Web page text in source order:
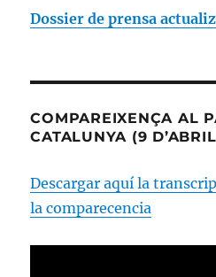
Dossier de prensa
COMPAREIXENÇA AL
CATALUNYA (9
Descargar aquí la
la comparecencia